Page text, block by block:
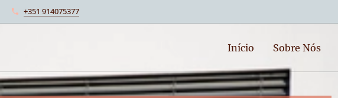
+351 914075377
Início Sobre Nós